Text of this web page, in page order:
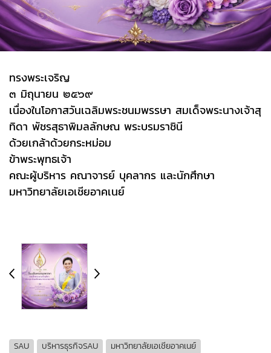
ทรงพระเจริญ
๓ มิถุนายน ๒๕๖๙
เนื่องในโอกาสวันเฉลิมพระชนมพรรษา สมเด็จพระนางเจ้าสุ
ทิดา พัชรสุธาพิมลลักษณ พระบรมราชินี
ด้วยเกล้าด้วยกระหม่อม
ข้าพระพุทธเจ้า
คณะผู้บริหาร คณาจารย์ บุคลากร และนักศึกษา
มหาวิทยาลัยเอเชียอาคเนย์
SAU บริหารธุรกิจSAU
มหาวิทยาลัยเอเชียอาคเนย์